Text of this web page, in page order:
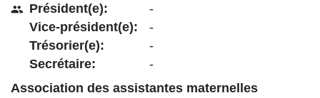
people Président(e):
Vice-président(e):
Trésorier(e):
Secrétaire:
-
-
-
-
Association des assistantes maternelles